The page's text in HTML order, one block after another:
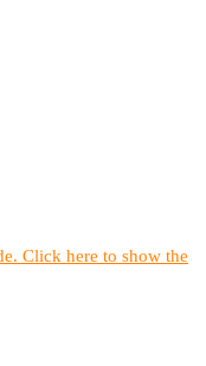
Click here to show the